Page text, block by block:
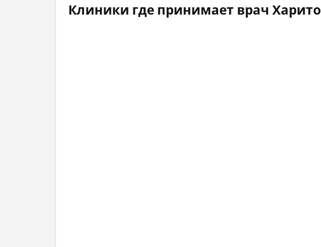
Клиники где принимает врач